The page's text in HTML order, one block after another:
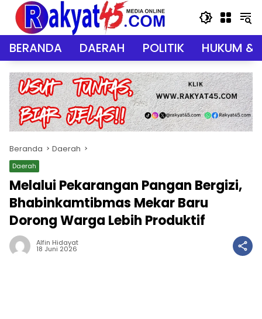
Langsung
konten
BERANDA DAERAH POLITIK HUKUM &
Beranda Daerah
Daerah
Melalui Pekarangan Pangan Bergizi,
Bhabinkamtibmas Mekar Baru
Dorong Warga Lebih Produktif
Alfin Hidayat
18 Juni 2026